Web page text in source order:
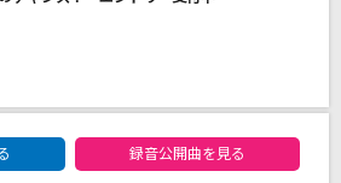
ボーカルエントリーランキング
録音公開曲を見る